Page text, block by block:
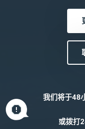
我们将于48
或拨打